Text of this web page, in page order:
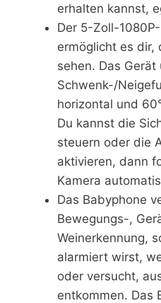
erhalten kannst,
Der 5-Zoll-
ermöglicht es dir,
sehen. Das
Schwenk-/
horizontal und
Du kannst die
steuern oder die
aktivieren, dann
Kamera
Das Babyphone
Bewegungs-,
Weinerkennung,
alarmiert wirst,
oder versucht,
entkommen. Das